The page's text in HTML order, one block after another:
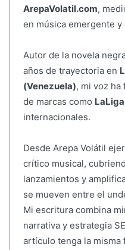
ArepaVolatil.com,
en música emergente
Autor de la novela
años de trayectoria en
(Venezuela), mi voz ha
de marcas como LaLiga
internacionales.
Desde Arepa Volátil
crítico musical,
lanzamientos y
se mueven entre el
Mi escritura combina
narrativa y estrategia
artículo tenga la misma